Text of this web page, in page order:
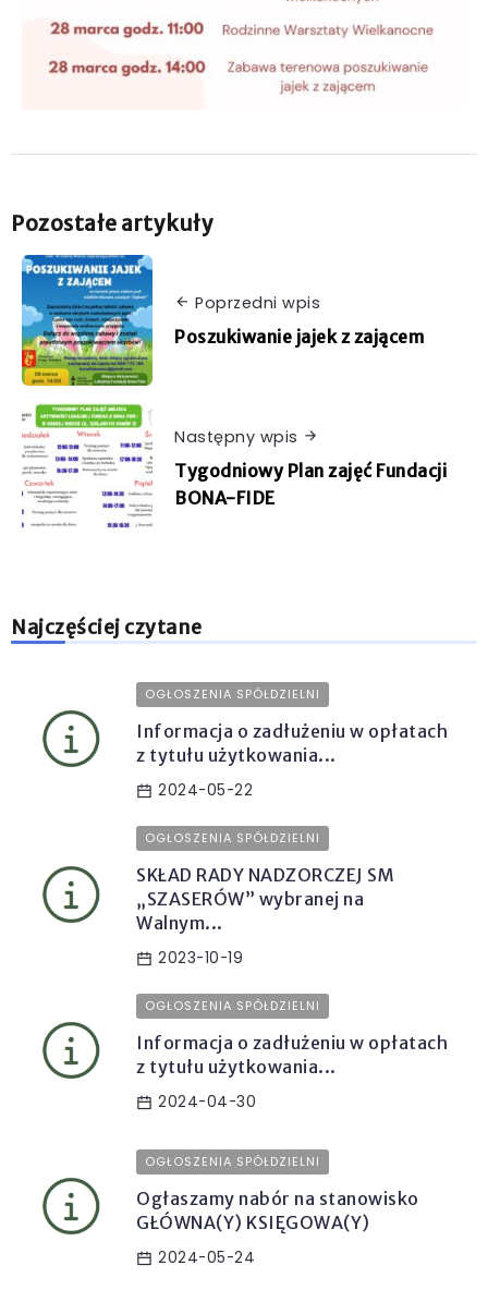
Pozostałe artykuły
Poprzedni wpis
Poszukiwanie jajek z zającem
Następny wpis
Tygodniowy Plan zajęć Fundacji
BONA-FIDE
Najczęściej czytane
OGŁOSZENIA SPÓŁDZIELNI
Informacja o zadłużeniu w opłatach
z tytułu użytkowania...
2024-05-22
OGŁOSZENIA SPÓŁDZIELNI
SKŁAD RADY NADZORCZEJ SM
„SZASERÓW” wybranej na
Walnym...
2023-10-19
OGŁOSZENIA SPÓŁDZIELNI
Informacja o zadłużeniu w opłatach
z tytułu użytkowania...
2024-04-30
OGŁOSZENIA SPÓŁDZIELNI
Ogłaszamy nabór na stanowisko
GŁÓWNA(Y) KSIĘGOWA(Y)
2024-05-24